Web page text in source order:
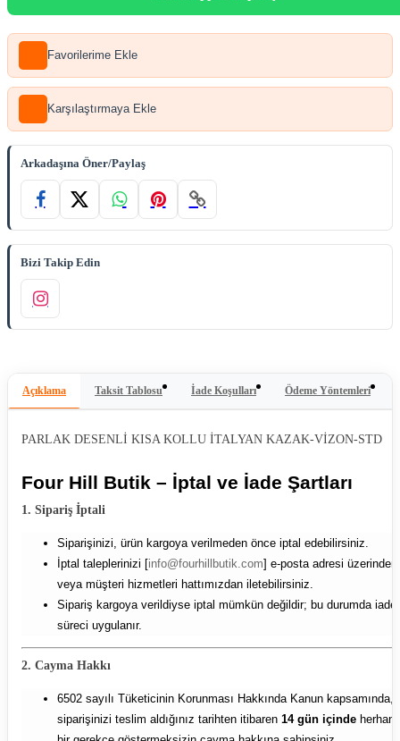
Favorilerime Ekle
Karşılaştırmaya Ekle
Arkadaşına Öner/Paylaş
Bizi Takip Edin
Açıklama Taksit Tablosu İade Koşulları Ödeme Yöntemleri
PARLAK DESENLİ KISA KOLLU İTALYAN KAZAK-VİZON-STD
Four Hill Butik – İptal ve İade Şartları
1. Sipariş İptali
Siparişinizi, ürün kargoya verilmeden önce iptal edebilirsiniz.
İptal taleplerinizi [info@fourhillbutik.com] e-posta adresi üzerinden
veya müşteri hizmetleri hattımızdan iletebilirsiniz.
Sipariş kargoya verildiyse iptal mümkün değildir; bu durumda iade
süreci uygulanır.
2. Cayma Hakkı
6502 sayılı Tüketicinin Korunması Hakkında Kanun kapsamında,
siparişinizi teslim aldığınız tarihten itibaren 14 gün içinde